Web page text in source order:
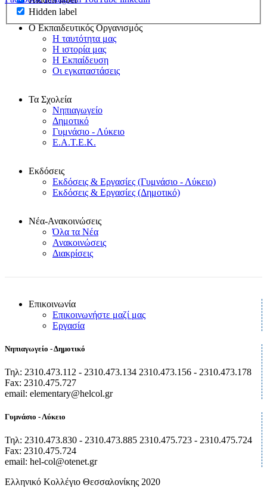
Hidden label
Ο Εκπαιδευτικός Οργανισμός
Η ταυτότητα μας
Η ιστορία μας
Η Εκπαίδευση
Οι εγκαταστάσεις
Τα Σχολεία
Νηπιαγωγείο
Δημοτικό
Γυμνάσιο - Λύκειο
Ε.Α.Τ.Ε.Κ.
Εκδόσεις
Εκδόσεις & Εργασίες (Γυμνάσιο - Λύκειο)
Εκδόσεις & Εργασίες (Δημοτικό)
Νέα-Ανακοινώσεις
Όλα τα Νέα
Ανακοινώσεις
Διακρίσεις
Επικοινωνία
Επικοινωνήστε μαζί μας
Εργασία
Νηπιαγωγείο - Δημοτικό
Τηλ: 2310.473.112 - 2310.473.134 2310.473.156 - 2310.473.178
Fax: 2310.475.727
email: elementary@helcol.gr
Γυμνάσιο - Λύκειο
Τηλ: 2310.473.830 - 2310.473.885 2310.475.723 - 2310.475.724
Fax: 2310.475.724
email: hel-col@otenet.gr
Ελληνικό Κολλέγιο Θεσσαλονίκης 2020